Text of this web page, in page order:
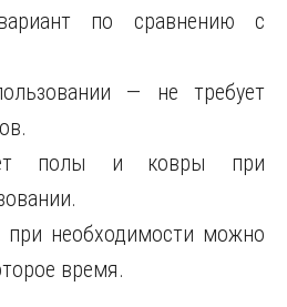
по сравнению с
— не требует
полы и ковры при
необходимости можно
время.